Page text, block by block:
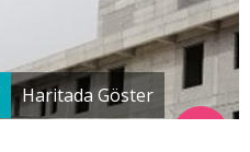
Haritada Göster